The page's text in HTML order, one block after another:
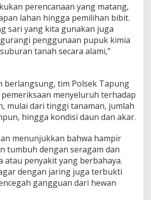
perencanaan yang matang,
lahan hingga pemilihan bibit.
sari yang kita gunakan juga
penggunaan pupuk kimia
tanah secara alami,”
berlangsung, tim Polsek Tapung
menyeluruh terhadap
mulai dari tinggi tanaman, jumlah
hingga kondisi daun dan akar.
menunjukkan bahwa hampir
tumbuh dengan seragam dan
atau penyakit yang berbahaya.
dengan jaring juga terbukti
gangguan dari hewan